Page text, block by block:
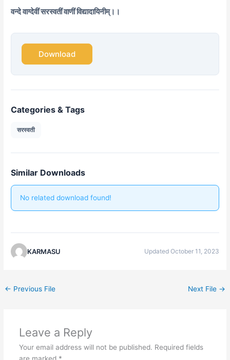
वन्दे वाग्देवीं सरस्वतीं वाणीं विद्यादायिनीम्।।
Download
Categories & Tags
सरस्वती
Similar Downloads
No related download found!
KARMASU Updated October 11, 2023
← Previous File Next File →
Leave a Reply
Your email address will not be published. Required fields